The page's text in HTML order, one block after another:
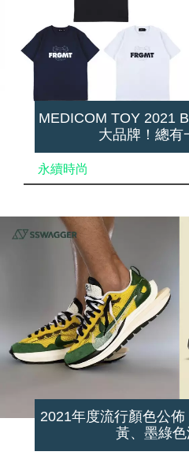
MEDICOM TOY 2021
大品牌！總有
永續時尚
2021年度流行顏色公
黃、墨綠